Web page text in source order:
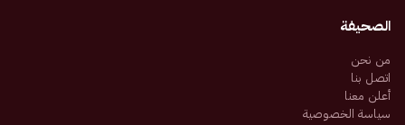
الصحيفة
من نحن
اتصل بنا
أعلن معنا
سياسة الخصوصية